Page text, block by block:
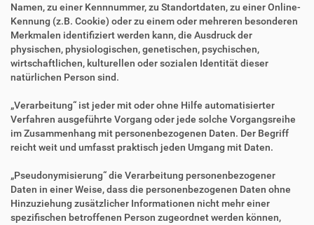
Namen, zu einer Kennnummer, zu Standortdaten, zu einer Online-
Kennung (z.B. Cookie) oder zu einem oder mehreren besonderen
Merkmalen identifiziert werden kann, die Ausdruck der
physischen, physiologischen, genetischen, psychischen,
wirtschaftlichen, kulturellen oder sozialen Identität dieser
natürlichen Person sind.
„Verarbeitung“ ist jeder mit oder ohne Hilfe automatisierter
Verfahren ausgeführte Vorgang oder jede solche Vorgangsreihe
im Zusammenhang mit personenbezogenen Daten. Der Begriff
reicht weit und umfasst praktisch jeden Umgang mit Daten.
„Pseudonymisierung“ die Verarbeitung personenbezogener
Daten in einer Weise, dass die personenbezogenen Daten ohne
Hinzuziehung zusätzlicher Informationen nicht mehr einer
spezifischen betroffenen Person zugeordnet werden können,